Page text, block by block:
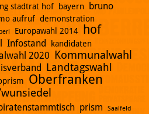
stadtrat hof bayern
bruno
aufruf demonstration
Europawahl 2014 hof
Infostand
kandidaten
2020 Kommunalwahl
Landtagswahl
Oberfranken
prism Saalfeld